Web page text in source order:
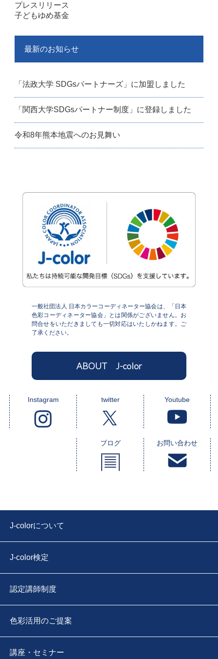
プレスリリース
子どもゆめ基金
最新のお知らせ
「法政大学 SDGsパートナーズ」に加盟しました
「関西大学SDGsパートナー制度」に登録しました
令和8年熊本地震へのお見舞い
一般社団法人 日本カラーコーディネーター協会は、「日本
色彩コーディネーター協会」とは関係がございません。お
問合せをいただきましても一切対応はいたしかねます。ご
了承ください。
ABOUT J-color
Instagram twitter Youtube
ブログ お問い合わせ
J-colorについて
J-color検定
認定講師制度
色彩活用のご提案
講座・セミナー